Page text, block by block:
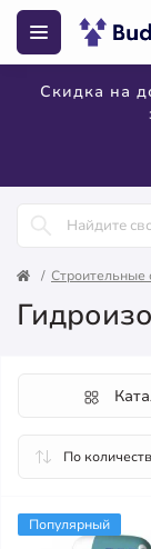
Скидка на
Строительные
Популярный